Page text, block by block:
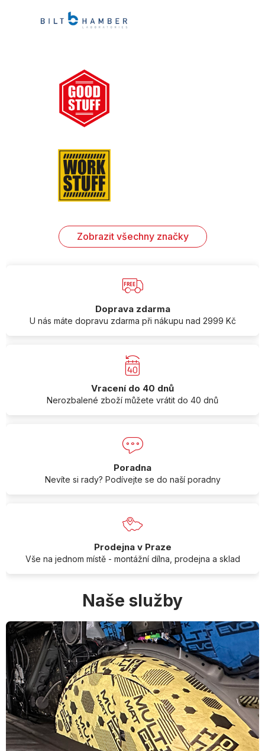
Zobrazit všechny značky
Doprava zdarma
U nás máte dopravu zdarma při nákupu nad 2999 Kč
Vracení do 40 dnů
Nerozbalené zboží můžete vrátit do 40 dnů
Poradna
Nevíte si rady? Podívejte se do naší poradny
Prodejna v Praze
Vše na jednom místě - montážní dílna, prodejna a sklad
Naše služby